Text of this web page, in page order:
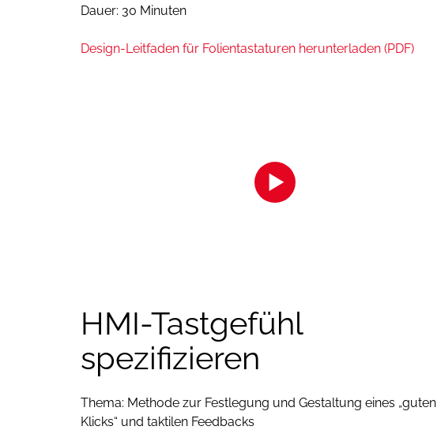
Dauer: 30 Minuten
Design-Leitfaden für Folientastaturen herunterladen (PDF)
Zur Anzeige des Inhalts akzeptieren Sie bitte
Klicken Sie hier
HMI-Tastgefühl
spezifizieren
Thema: Methode zur Festlegung und Gestaltung eines „guten
Klicks“ und taktilen Feedbacks